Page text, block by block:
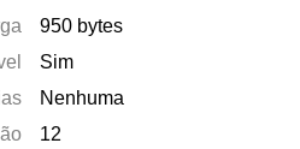
950 bytes
Sim
Nenhuma
12